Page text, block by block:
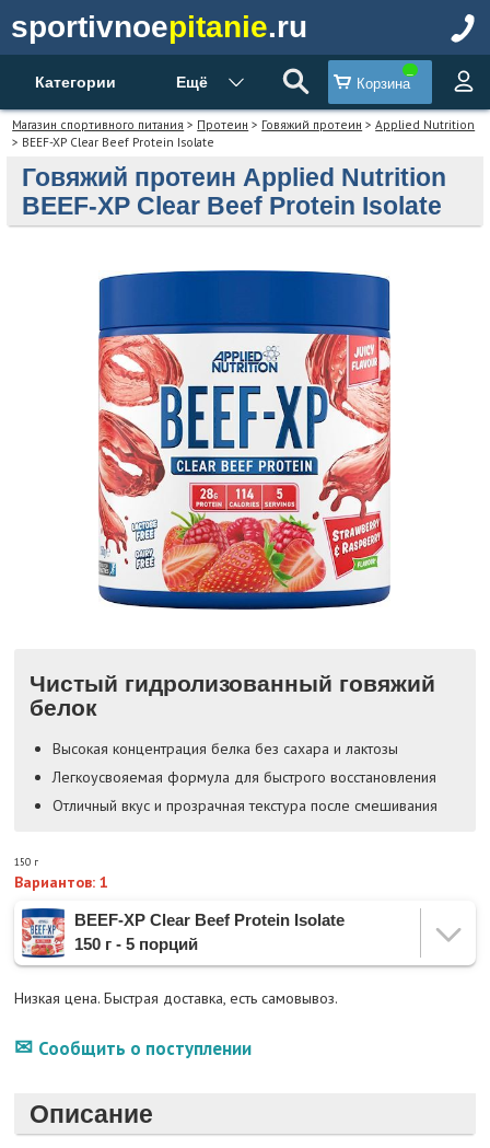
sportivnoepitanie.ru
Категории Ещё Корзина
Магазин спортивного питания > Протеин > Говяжий протеин >Applied Nutrition
> BEEF-XP Clear Beef Protein Isolate
Говяжий протеин Applied Nutrition
BEEF-XP Clear Beef Protein Isolate
Чистый гидролизованный говяжий
белок
Высокая концентрация белка без сахара и лактозы
Легкоусвояемая формула для быстрого восстановления
Отличный вкус и прозрачная текстура после смешивания
150 г
Вариантов: 1
BEEF-XP Clear Beef Protein Isolate
150 г - 5 порций
Низкая цена. Быстрая доставка, есть самовывоз.
Сообщить о поступлении
Описание